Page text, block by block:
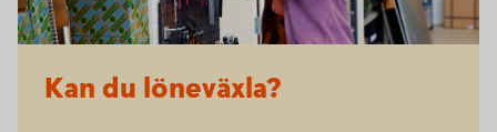
Kan du löneväxla?